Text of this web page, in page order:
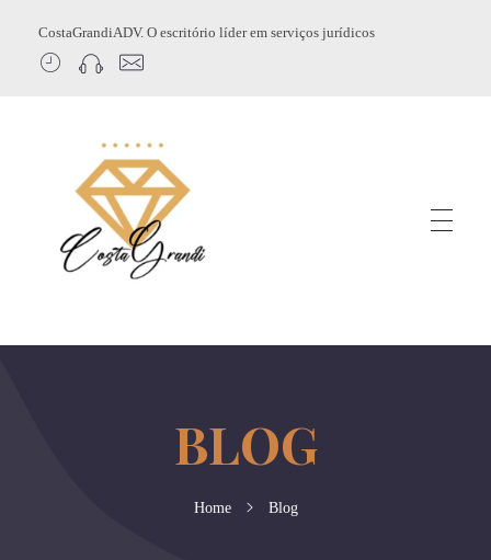
CostaGrandiADV. O escritório líder em serviços jurídicos
Home Blog